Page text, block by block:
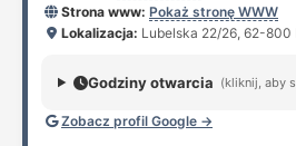
Strona www: Pokaż stronę WWW
Lokalizacja: Lubelska 22/26, 62-800
Godziny otwarcia (kliknij, aby
Zobacz profil Google →